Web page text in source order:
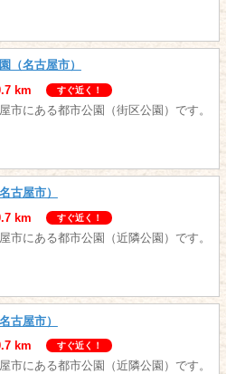
（名古屋市）
km
すぐ近く！
市にある都市公園（街区公園）です。
古屋市）
km
すぐ近く！
市にある都市公園（近隣公園）です。
古屋市）
km
すぐ近く！
市にある都市公園（近隣公園）です。